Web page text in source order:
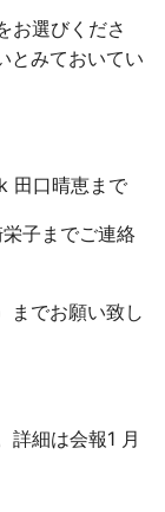
お選びくださ
とみておいてい
田口晴恵まで
子までご連絡
までお願い致し
詳細は会報1 月